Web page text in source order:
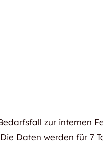
zur internen
Daten werden für 7